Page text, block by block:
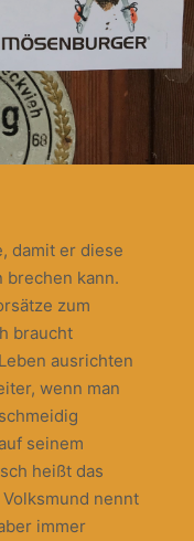
damit er diese
brechen kann.
zum
braucht
ausrichten
wenn man
seinem
heißt das
Volksmund nennt
immer